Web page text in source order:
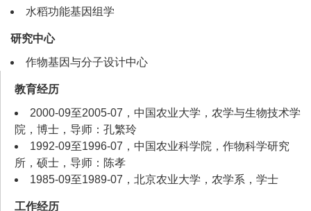
水稻功能基因组学
研究中心
作物基因与分子设计中心
教育经历
2000-09至2005-07，中国农业大学，农学与生物技术学
院，博士，导师：孔繁玲
1992-09至1996-07，中国农业科学院，作物科学研究
所，硕士，导师：陈孝
1985-09至1989-07，北京农业大学，农学系，学士
工作经历